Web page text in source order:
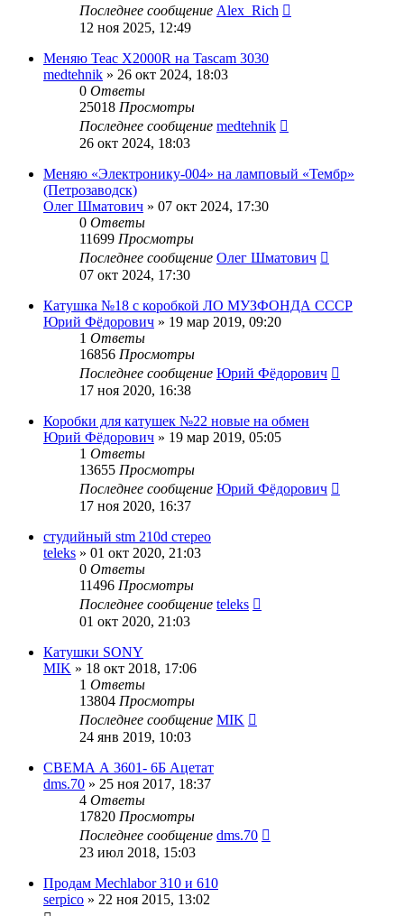
Последнее сообщение Alex_Rich
12 ноя 2025, 12:49
Меняю Teac X2000R на Tascam 3030
medtehnik » 26 окт 2024, 18:03
0 Ответы
25018 Просмотры
Последнее сообщение medtehnik
26 окт 2024, 18:03
Меняю «Электронику-004» на ламповый «Тембр»
(Петрозаводск)
Олег Шматович » 07 окт 2024, 17:30
0 Ответы
11699 Просмотры
Последнее сообщение Олег Шматович
07 окт 2024, 17:30
Катушка №18 с коробкой ЛО МУЗФОНДА СССР
Юрий Фёдорович » 19 мар 2019, 09:20
1 Ответы
16856 Просмотры
Последнее сообщение Юрий Фёдорович
17 ноя 2020, 16:38
Коробки для катушек №22 новые на обмен
Юрий Фёдорович » 19 мар 2019, 05:05
1 Ответы
13655 Просмотры
Последнее сообщение Юрий Фёдорович
17 ноя 2020, 16:37
студийный stm 210d стерео
teleks » 01 окт 2020, 21:03
0 Ответы
11496 Просмотры
Последнее сообщение teleks
01 окт 2020, 21:03
Катушки SONY
MIK » 18 окт 2018, 17:06
1 Ответы
13804 Просмотры
Последнее сообщение MIK
24 янв 2019, 10:03
СВЕМА А 3601- 6Б Ацетат
dms.70 » 25 ноя 2017, 18:37
4 Ответы
17820 Просмотры
Последнее сообщение dms.70
23 июл 2018, 15:03
Продам Mechlabor 310 и 610
serpico » 22 ноя 2015, 13:02